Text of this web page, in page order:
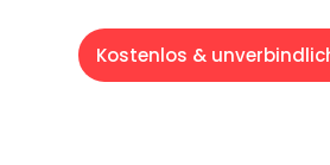
Kostenlos &